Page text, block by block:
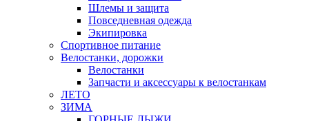
Шлемы и защита
Повседневная одежда
Экипировка
Спортивное питание
Велостанки, дорожки
Велостанки
Запчасти и аксессуары к велостанкам
ЛЕТО
ЗИМА